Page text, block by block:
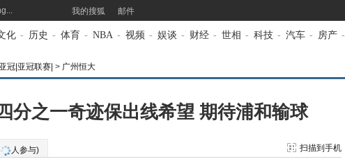
我的搜狐 邮件
化 - 历史 - 体育 - NBA - 视频 - 娱谈 - 财经 - 世相 - 科技 - 汽车 - 房产 -
冠|亚冠联赛| > 广州恒大
分之一奇迹保出线希望 期待浦和输球
人参与) 扫描到手机